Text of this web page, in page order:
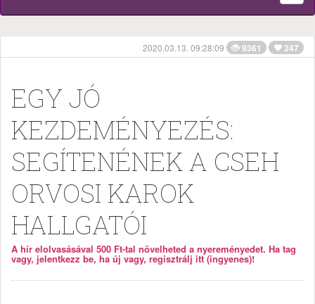
2020.03.13. 09:28:09 9361 247
EGY JÓ
KEZDEMÉNYEZÉS:
SEGÍTENÉNEK A CSEH
ORVOSI KAROK
HALLGATÓI
A hír elolvasásával 500 Ft-tal növelheted a nyereményedet. Ha tag
vagy, jelentkezz be, ha új vagy, regisztrálj itt (ingyenes)!